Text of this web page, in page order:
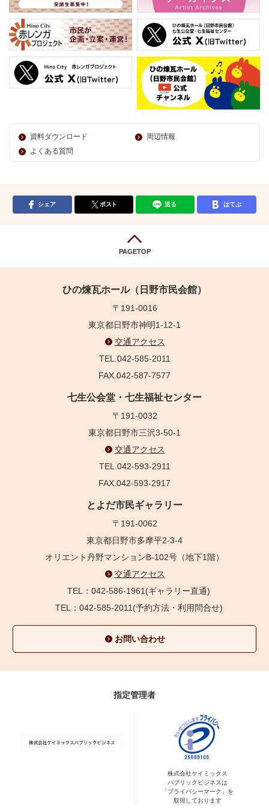
資料ダウンロード
周辺情報
よくある質問
シェア ポスト 送る はてぶ
PAGETOP
ひの煉瓦ホール（日野市民会館）
〒191-0016
東京都日野市神明1-12-1
交通アクセス
TEL.042-585-2011
FAX.042-587-7577
七生公会堂・七生福祉センター
〒191-0032
東京都日野市三沢3-50-1
交通アクセス
TEL.042-593-2911
FAX.042-593-2917
とよだ市民ギャラリー
〒191-0062
東京都日野市多摩平2-3-4
オリエント丹野マンションB-102号（地下1階）
交通アクセス
TEL：042-586-1961(ギャラリー直通)
TEL：042-585-2011(予約方法・利用問合せ)
お問い合わせ
指定管理者
株式会社ケイミックス
パブリックビジネスは
「プライバシーマーク」を
取得しております